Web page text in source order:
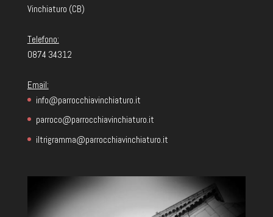
Vinchiaturo (CB)
Telefono:
0874 34312
Email:
info@parrocchiavinchiaturo.it
parroco@parrocchiavinchiaturo.it
iltrigramma@parrocchiavinchiaturo.it